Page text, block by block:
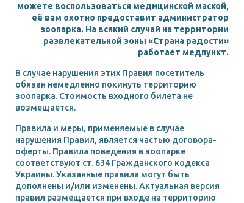
можете воспользоваться медицинской маской,
её вам охотно предоставит администратор
зоопарка. На всякий случай на территории
развлекательной зоны «Страна радости»
работает медпункт.
В случае нарушения этих Правил посетитель
обязан немедленно покинуть территорию
зоопарка. Стоимость входного билета не
возмещается.
Правила и меры, применяемые в случае
нарушения Правил, является частью договора-
оферты. Правила поведения в зоопарке
соответствуют ст. 634 Гражданского кодекса
Украины. Указанные правила могут быть
дополнены и/или изменены. Актуальная версия
правил размещается при входе на территорию